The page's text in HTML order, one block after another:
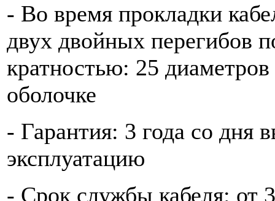
- Во время прокладки
двух двойных перегибов
кратностью: 25
оболочке
- Гарантия: 3 года со дня
эксплуатацию
- Срок службы кабеля: от